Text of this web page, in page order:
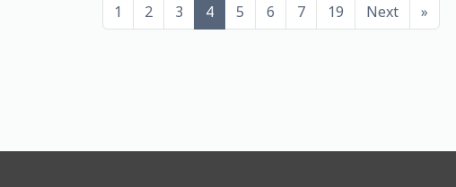
1 2 3 4 5 6 7 19 Next »